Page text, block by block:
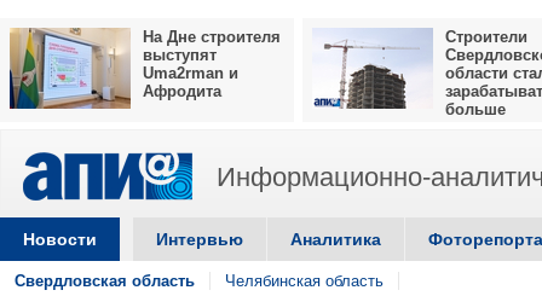
На Дне строителя
выступят
Uma2rman и
Афродита
Строители
области
больше
Информационно-
Новости Интервью Аналитика
Свердловская область Челябинская область